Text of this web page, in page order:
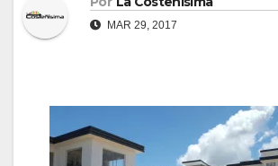
MAR 29, 2017